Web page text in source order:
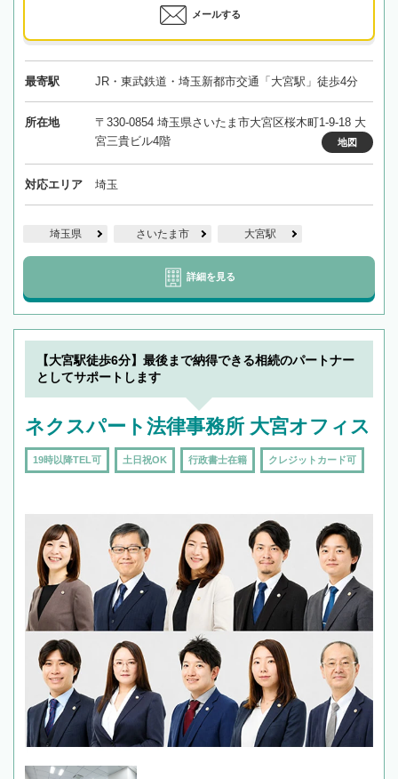
メールする
最寄駅 JR・東武鉄道・埼玉新都市交通「大宮駅」徒歩4分
所在地
〒330-0854 埼玉県さいたま市大宮区桜木町1-9-18 大
宮三貴ビル4階
地図
対応エリア 埼玉
埼玉県 さいたま市 大宮駅
詳細を見る
【大宮駅徒歩6分】最後まで納得できる相続のパートナー
としてサポートします
ネクスパート法律事務所 大宮オフィス
19時以降TEL可 土日祝OK 行政書士在籍 クレジットカード可